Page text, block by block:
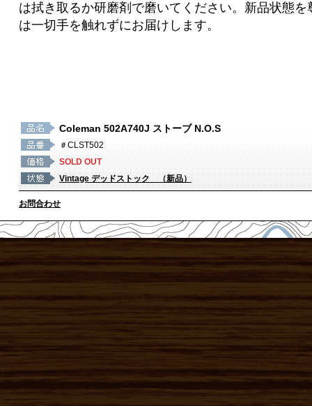
は拭き取るか研磨剤で磨いてください。新品状態
は一切手を触れずにお届けします。
Coleman 502A740J ストーブ N.O.S
＃CLST502
SOLD OUT
Vintage デッドストック （新品）
お問合わせ